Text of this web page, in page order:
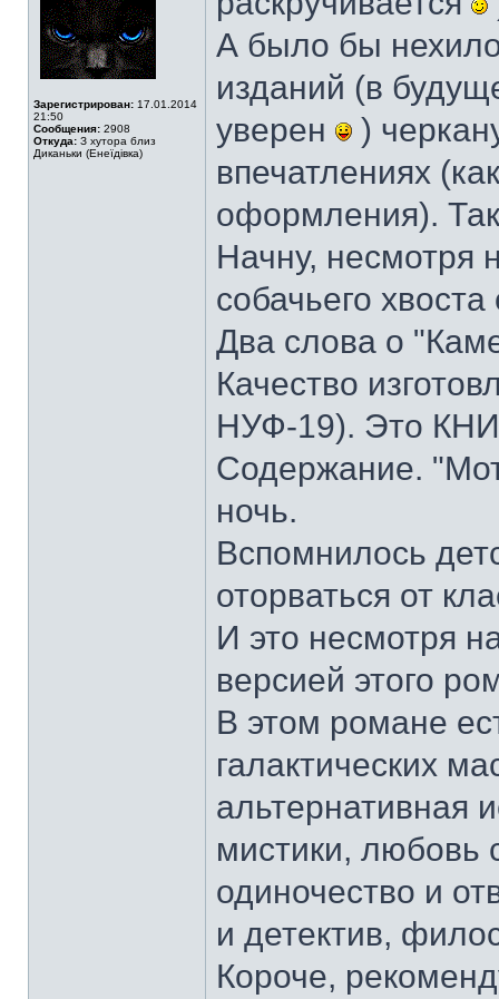
Зарегистрирован: 17.01.2014
21:50
Сообщения: 2908
Откуда: З хутора близ
Диканьки (Енеїдівка)
А было бы
изданий (в
уверен
)
впечатлениях
оформления).
Начну, несмотря
собачьего хвоста
Два слова о
Качество
НУФ-19). Это
Содержание.
ночь.
Вспомнилось
оторваться от
И это несмотря
версией этого
В этом романе
галактических
альтернативная
мистики, любовь
одиночество и
и детектив,
Короче,